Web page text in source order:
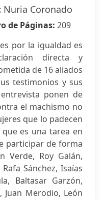
Nuria Coronado
de Páginas: 209
por la igualdad es
directa y
de 16 aliados
testimonios y sus
ponen de
el machismo no
que lo padecen
es una tarea en
participar de forma
Verde, Roy Galán,
Sánchez, Isaías
Baltasar Garzón,
Juan Merodio, León